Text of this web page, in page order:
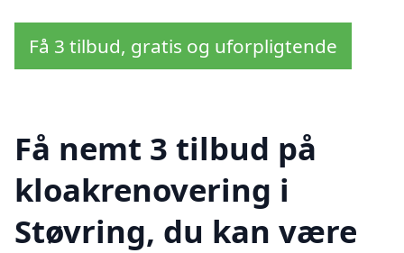
Få 3 tilbud, gratis og uforpligtende
Få nemt 3 tilbud på
kloakrenovering i
Støvring, du kan være